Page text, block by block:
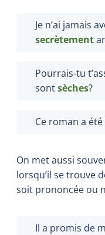
Je n’ai jamais
secrètement
Pourrais-tu
sontsèches?
Ce roman a été
On met aussi
lorsqu’il se trouve
soit prononcée ou
Il a promis de